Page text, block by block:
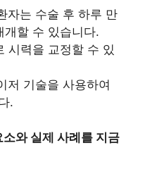
자는 수술 후 하루 만
개할 수 있습니다.
시력을 교정할 수 있
저 기술을 사용하여
.
와 실제 사례를 지금